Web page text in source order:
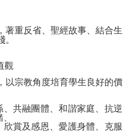
著重反省、聖經故事、結合生
觀
以宗教角度培育學生良好的價
、共融團體、和諧家庭、抗逆
欣賞及感恩、愛護身體、克服